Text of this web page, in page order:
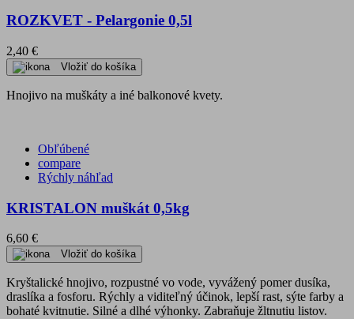
ROZKVET - Pelargonie 0,5l
2,40 €
Vložiť do košíka
Hnojivo na muškáty a iné balkonové kvety.
Obľúbené
compare
Rýchly náhľad
KRISTALON muškát 0,5kg
6,60 €
Vložiť do košíka
Kryštalické hnojivo, rozpustné vo vode, vyvážený pomer dusíka,
draslíka a fosforu. Rýchly a viditeľný účinok, lepší rast, sýte farby a
bohaté kvitnutie. Silné a dlhé výhonky. Zabraňuje žltnutiu listov.